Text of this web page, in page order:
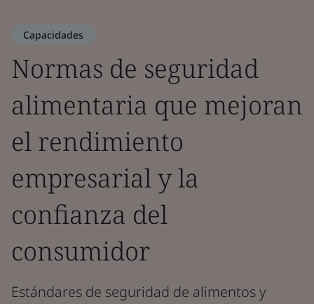
Capacidades
Normas de seguridad
alimentaria que mejoran
el rendimiento
empresarial y la
confianza del
consumidor
Estándares de seguridad de alimentos y